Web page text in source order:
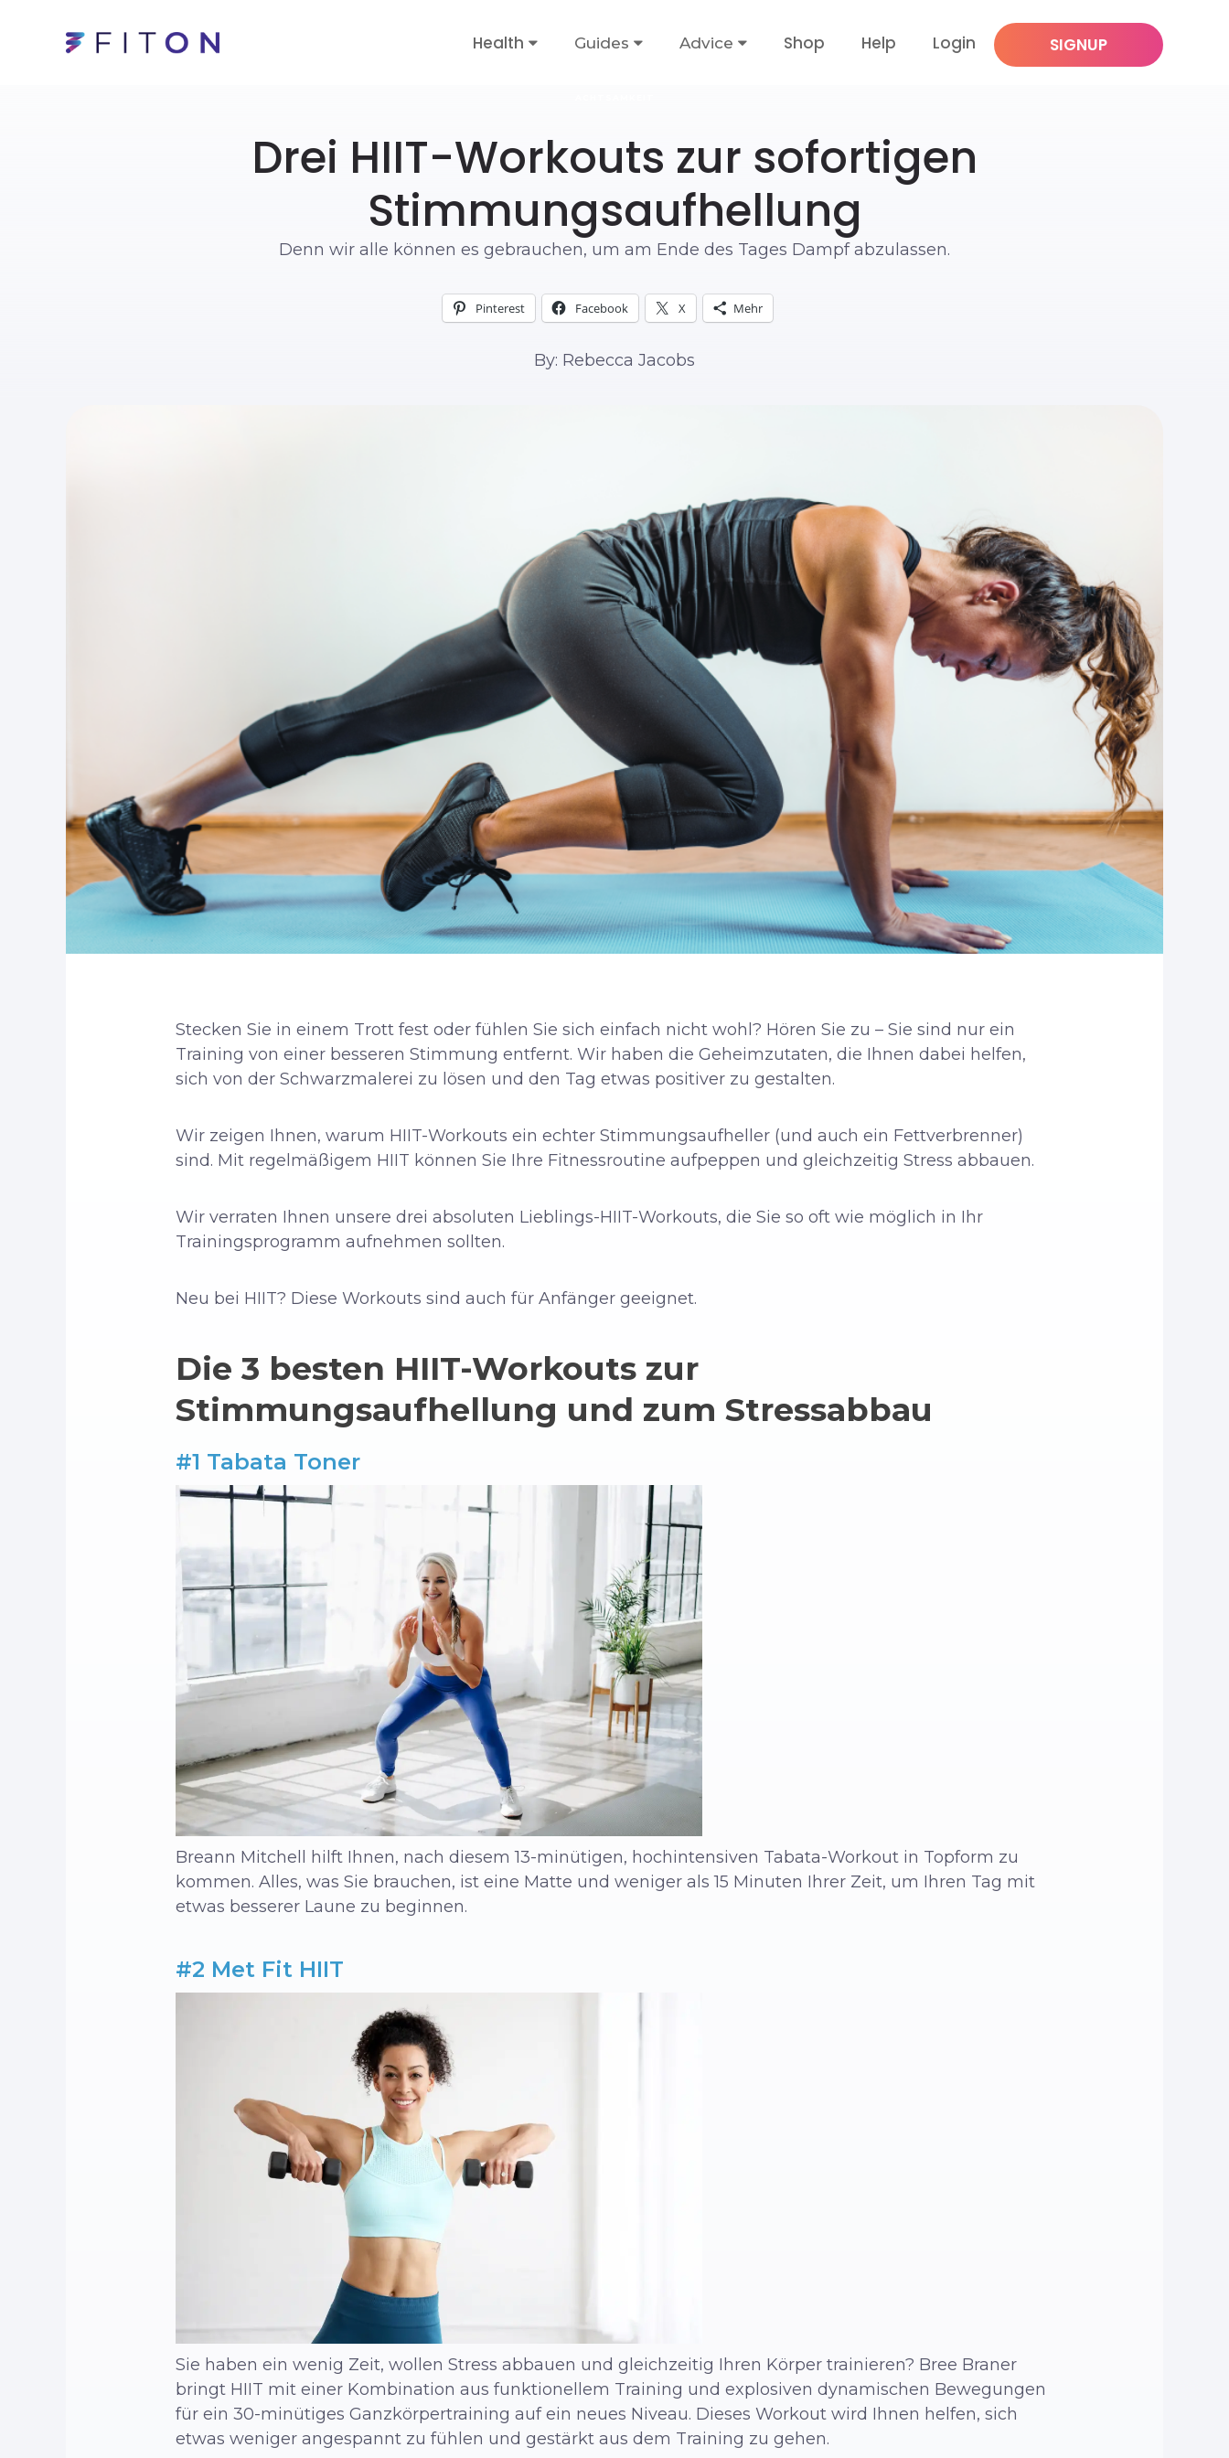
Health Guides Advice Shop Help Login SIGNUP
Drei HIIT-Workouts zur sofortigen
Stimmungsaufhellung
Denn wir alle können es gebrauchen, um am Ende des Tages Dampf abzulassen.
Pinterest Facebook X Mehr
By: Rebecca Jacobs
Stecken Sie in einem Trott fest oder fühlen Sie sich einfach nicht wohl? Hören Sie zu – Sie sind nur ein
Training von einer besseren Stimmung entfernt. Wir haben die Geheimzutaten, die Ihnen dabei helfen,
sich von der Schwarzmalerei zu lösen und den Tag etwas positiver zu gestalten.
Wir zeigen Ihnen, warum HIIT-Workouts ein echter Stimmungsaufheller (und auch ein Fettverbrenner)
sind. Mit regelmäßigem HIIT können Sie Ihre Fitnessroutine aufpeppen und gleichzeitig Stress abbauen.
Wir verraten Ihnen unsere drei absoluten Lieblings-HIIT-Workouts, die Sie so oft wie möglich in Ihr
Trainingsprogramm aufnehmen sollten.
Neu bei HIIT? Diese Workouts sind auch für Anfänger geeignet.
Die 3 besten HIIT-Workouts zur
Stimmungsaufhellung und zum Stressabbau
#1 Tabata Toner
Breann Mitchell hilft Ihnen, nach diesem 13-minütigen, hochintensiven Tabata-Workout in Topform zu
kommen. Alles, was Sie brauchen, ist eine Matte und weniger als 15 Minuten Ihrer Zeit, um Ihren Tag mit
etwas besserer Laune zu beginnen.
#2 Met Fit HIIT
Sie haben ein wenig Zeit, wollen Stress abbauen und gleichzeitig Ihren Körper trainieren? Bree Braner
bringt HIIT mit einer Kombination aus funktionellem Training und explosiven dynamischen Bewegungen
für ein 30-minütiges Ganzkörpertraining auf ein neues Niveau. Dieses Workout wird Ihnen helfen, sich
etwas weniger angespannt zu fühlen und gestärkt aus dem Training zu gehen.